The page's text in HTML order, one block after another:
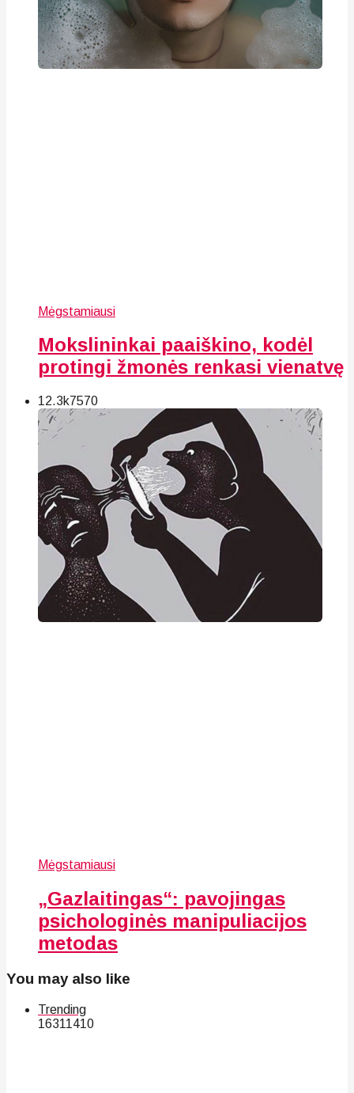
Mėgstamiausi
Mokslininkai paaiškino, kodėl
protingi žmonės renkasi vienatvę
12.3k7570
Mėgstamiausi
„Gazlaitingas“: pavojingas
psichologinės manipuliacijos
metodas
You may also like
Trending
16311410